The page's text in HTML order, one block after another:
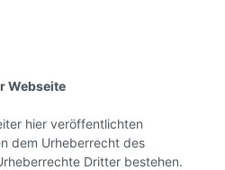
Webseite
hier veröffentlichten
dem Urheberrecht des
Dritter bestehen.